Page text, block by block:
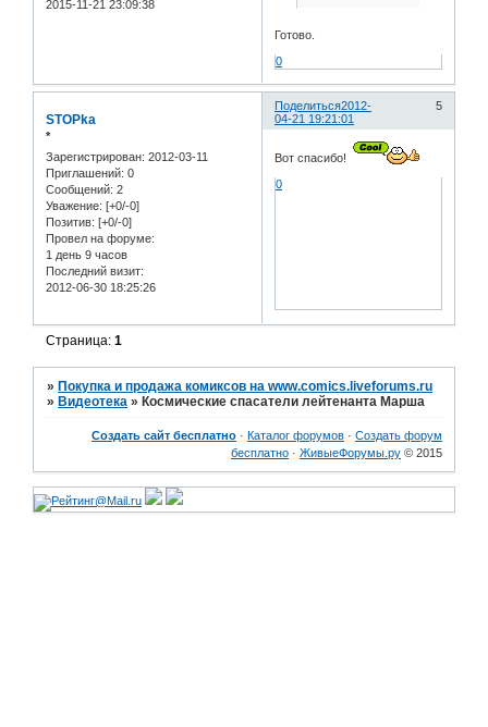
2015-11-21 23:09:38
Готово.
0
Поделиться 5
2012-
04-21 19:21:01
STOPka
*
Зарегистрирован: 2012-03-11
Приглашений: 0
Сообщений: 2
Уважение: [+0/-0]
Позитив: [+0/-0]
Провел на форуме:
1 день 9 часов
Последний визит:
2012-06-30 18:25:26
Вот спасибо!
0
Страница:1
»Покупка и продажа комиксов на www.comics.liveforums.ru
»Видеотека »Космические спасатели лейтенанта Марша
Создать сайт бесплатно · Каталог форумов · Создать форум
бесплатно · ЖивыеФорумы.ру © 2015